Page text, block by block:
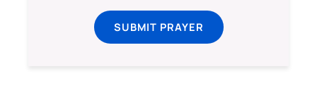
SUBMIT PRAYER